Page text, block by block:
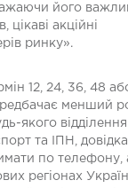
його
акційні
ринку».
12, 24, 36, 48
менший
якого
та ІПН,
по телефону,
регіонах